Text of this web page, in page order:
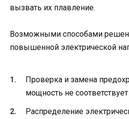
вызвать их плавление.
Возможными способами
повышенной электрической
Проверка и замена
мощность не
Распределение